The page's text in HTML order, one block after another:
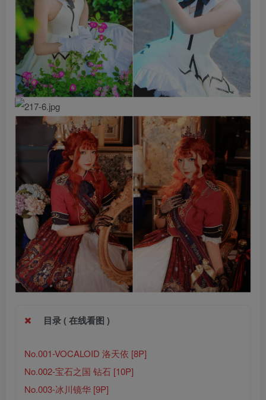
目录 ( 在线看图 )
No.001-VOCALOID 洛天依 [8P]
No.002-宝石之国 钻石 [10P]
No.003-冰川镜华 [9P]